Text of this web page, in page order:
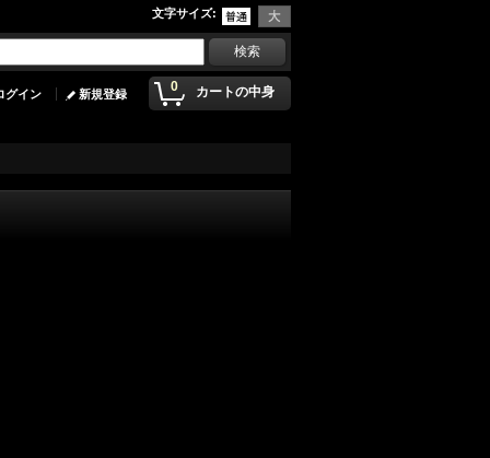
文字サイズ:
0 カートの中身
グイン 新規登録